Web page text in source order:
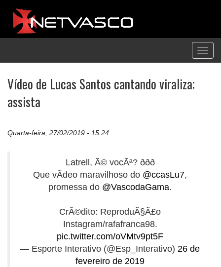
Vídeo de Lucas Santos cantando viraliza;
assista
Quarta-feira, 27/02/2019 - 15:24
Latrell, Ã© vocÃª? ððð
Que vÃ­deo maravilhoso do @ccasLu7,
promessa do @VascodaGama.
CrÃ©dito: ReproduÃ§Ã£o
Instagram/rafafranca98.
pic.twitter.com/oVMtv9pt5F
— Esporte Interativo (@Esp_Interativo) 26 de
fevereiro de 2019